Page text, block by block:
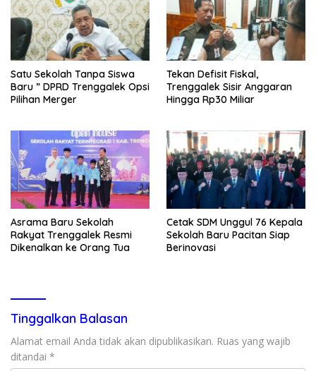
Satu Sekolah Tanpa Siswa
Baru ” DPRD Trenggalek Opsi
Pilihan Merger
Tekan Defisit Fiskal,
Trenggalek Sisir Anggaran
Hingga Rp30 Miliar
Asrama Baru Sekolah
Rakyat Trenggalek Resmi
Dikenalkan ke Orang Tua
Cetak SDM Unggul 76 Kepala
Sekolah Baru Pacitan Siap
Berinovasi
Tinggalkan Balasan
Alamat email Anda tidak akan dipublikasikan. Ruas yang wajib
ditandai *